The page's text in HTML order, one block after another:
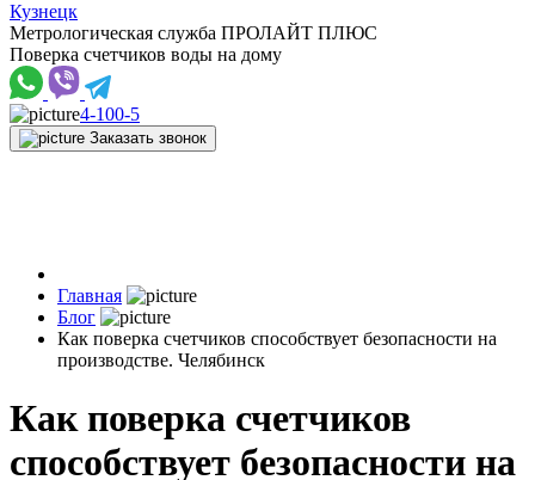
Кузнецк
Метрологическая служба ПРОЛАЙТ ПЛЮС
Поверка счетчиков воды на дому
4-100-5
Заказать звонок
Главная
Блог
Как поверка счетчиков способствует безопасности на
производстве. Челябинск
Как поверка счетчиков
способствует безопасности на